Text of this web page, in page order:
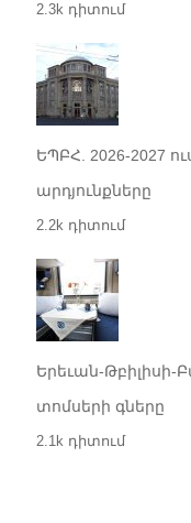
2.3k դիտում
ԵՊԲՀ. 2026-2027
արդյունքները
2.2k դիտում
Երեւան-Թբիլիսի-
տոմսերի գները
2.1k դիտում